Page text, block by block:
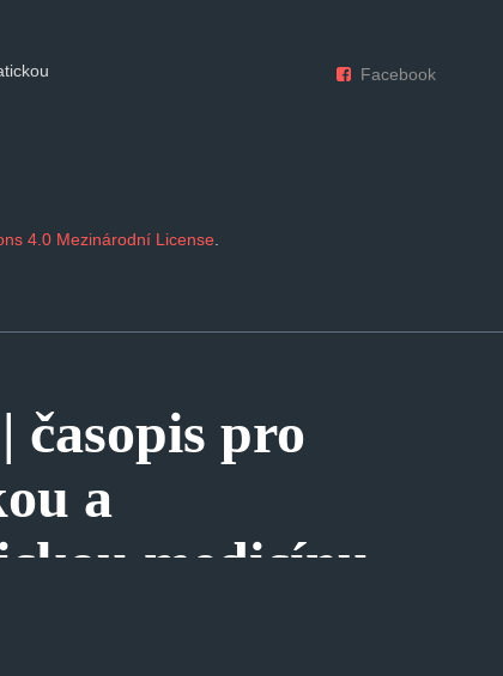
4.0 Mezinárodní License
Facebook
časopis pro
a
medicínu